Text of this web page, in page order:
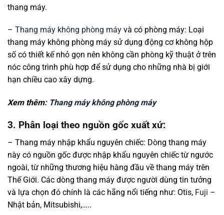
thang máy.
– Thang máy không phòng máy và có phòng máy: Loại
thang máy không phòng máy sử dụng động cơ không hộp
số có thiết kế nhỏ gọn nên không cần phòng kỹ thuật ở trên
nóc công trình phù hợp để sử dụng cho những nhà bị giới
hạn chiều cao xây dựng.
Xem thêm: Thang máy không phòng máy
3. Phân loại theo nguồn gốc xuất xứ:
– Thang máy nhập khẩu nguyên chiếc: Dòng thang máy
này có nguồn gốc được nhập khẩu nguyên chiếc từ ngước
ngoài, từ những thương hiệu hàng đầu về thang máy trên
Thế Giới. Các dòng thang máy được người dùng tin tưởng
và lựa chọn đó chính là các hãng nổi tiếng như: Otis, Fuji –
Nhật bản, Mitsubishi,…..